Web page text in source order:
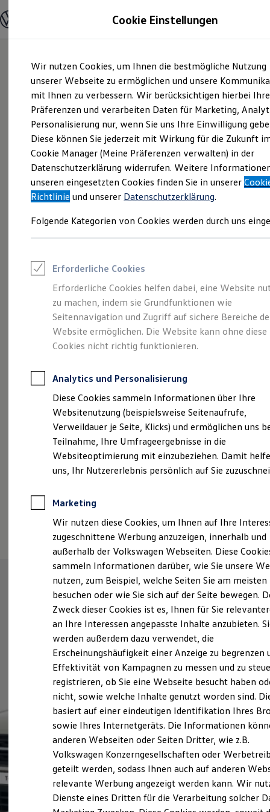
Hauptinhalt
springen
Footer
springen
Modelle und Konfigurator
Modelle vergleichen
Elektroautos
ENERGY Sondermodelle
Nutzfahrzeuge
SUV und CUV
Familienautos
Kombis
Kompaktwagen
Sportwagen
Schnell verfügbare Fahrzeuge
Angebote und Produkte
Aktuelle Angebote
E-Auto-Förderung
Volkswagen Marktplatz
Junge Gebrauchtwagen und Gebrauchtwagen
Saisonangebote
Leasing
Leasing-Angebote
Gebrauchtwagen Leasing
Junge Gebrauchtwagen-Leasing
Elektroauto Leasing
Kleinwagen-Leasing
Leasing ohne Anzahlung
Autokredit mit Schlussrate
Versicherungen und Garantien
Kfz-Versicherung
Restschuldversicherungen
Garantien
Wartungsverträge
Geschäftskunden
Professional Class bei Volkswagen
Großkunden
Behörden
Anpfiff zum Gewinn
Elektroautos
ID. Tutorials
Elektrofahrzeugkonzepte
Reichweite
Reichweite der ID. Modelle
Reichweite im Winter
Laden
Laden unterwegs
Laden Zuhause
Ladezeitensimulator
Batterie
Sicherheit
Garantie und Lebensdauer
Nachhaltigkeit
Technologie
Kosten und Kauf
Verbrauchskosten
Kaufoptionen
E-Auto-Förderung
Software und Konnektivität
Die ID. Software 6
ID. Software Versionen und Updates
Digitale Extras
Schnittstellen zu Ihrem ID.
Ihr Begleiter für Alltag
und Freizeit. Der T-
Cross.
Impressum & Rechtliches)
Cookie Einstellungen
Wir nutzen Cookies, um Ihnen die bestmögliche Nutzung
unserer Webseite zu ermöglichen und unsere
mit Ihnen zu verbessern. Wir berücksichtigen hierbei Ihre
Präferenzen und verarbeiten Daten für Marketing,
Personalisierung nur, wenn Sie uns Ihre Einwilligung
Diese können Sie jederzeit mit Wirkung für die Zukunft
Cookie Manager (Meine Präferenzen verwalten) in der
Datenschutzerklärung widerrufen. Weitere
unseren eingesetzten Cookies finden Sie in unserer
Richtlinie und unserer Datenschutzerklärung.
Folgende Kategorien von Cookies werden durch uns
Erforderliche Cookies
Erforderliche Cookies helfen dabei, eine Website
zu machen, indem sie Grundfunktionen wie
Seitennavigation und Zugriff auf sichere Bereiche
Website ermöglichen. Die Website kann ohne diese
Cookies nicht richtig funktionieren.
Analytics und Personalisierung
Diese Cookies sammeln Informationen über Ihre
Websitenutzung (beispielsweise Seitenaufrufe,
Verweildauer je Seite, Klicks) und ermöglichen uns
Teilnahme, Ihre Umfrageergebnisse in die
Websiteoptimierung mit einzubeziehen. Damit
uns, Ihr Nutzererlebnis persönlich auf Sie
Marketing
Wir nutzen diese Cookies, um Ihnen auf Ihre
zugeschnittene Werbung anzuzeigen, innerhalb und
außerhalb der Volkswagen Webseiten. Diese
sammeln Informationen darüber, wie Sie unsere
nutzen, zum Beispiel, welche Seiten Sie am meisten
besuchen oder wie Sie sich auf der Seite bewegen.
Zweck dieser Cookies ist es, Ihnen für Sie
an Ihre Interessen angepasste Inhalte anzubieten.
werden außerdem dazu verwendet, die
Erscheinungshäufigkeit einer Anzeige zu begrenzen
Effektivität von Kampagnen zu messen und zu
registrieren, ob Sie eine Webseite besucht haben
nicht, sowie welche Inhalte genutzt worden sind.
basiert auf einer eindeutigen Identifikation Ihres
sowie Ihres Internetgeräts. Die Informationen
anderen Webseiten oder Seiten Dritter, wie z.B.
Volkswagen Konzerngesellschaften oder
geteilt werden, sodass Ihnen auch auf anderen
relevante Werbung angezeigt werden kann. Wir
Dienste eines Dritten für die Verarbeitung solcher